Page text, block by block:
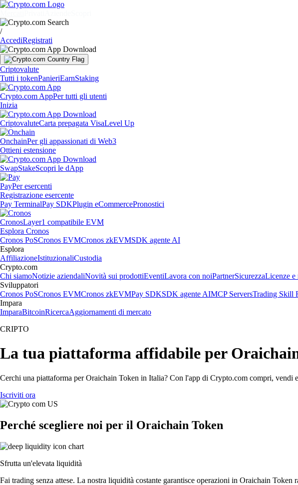
/
AccediRegistrati
Criptovalute
Tutti i tokenPanieriEarnStaking
Crypto.com AppPer tutti gli utenti
Inizia
CriptovaluteCarta prepagata VisaLevel Up
OnchainPer gli appassionati di Web3
Ottieni estensione
SwapStakeScopri le dApp
PayPer esercenti
Registrazione esercente
Pay TerminalPay SDKPlugin eCommercePronostici
CronosLayer1 compatibile EVM
Esplora Cronos
Cronos PoSCronos EVMCronos zkEVMSDK agente AI
Esplora
AffiliazioneIstituzionaliCustodia
Crypto.com
Chi siamoNotizie aziendaliNovità sui prodottiEventiLavora con noiPartnerSicurezzaLicenze e
Sviluppatori
Cronos PoSCronos EVMCronos zkEVMPay SDKSDK agente AIMCP ServersTrading Skill
Impara
ImparaBitcoinRicercaAggiornamenti di mercato
CRIPTO
La tua piattaforma affidabile per
Cerchi una piattaforma per Oraichain Token in Italia? Con l'app di Crypto.com compri,
Iscriviti ora
Perché scegliere noi per il Oraichain Token
Sfrutta un'elevata liquidità
Fai trading senza attese. La nostra liquidità costante garantisce operazioni in Oraichain Token